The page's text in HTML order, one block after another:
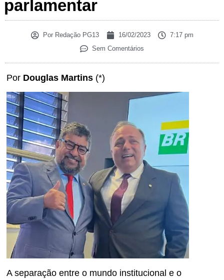
parlamentar
PorRedação PG13 16/02/2023
7:17 pm
Sem Comentários
Por Douglas Martins (*)
A separação entre o mundo institucional e o